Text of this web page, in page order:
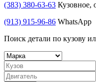
(383) 380-63-63 Кузовное,
(913) 915-96-86 WhatsApp
Поиск детали по кузову